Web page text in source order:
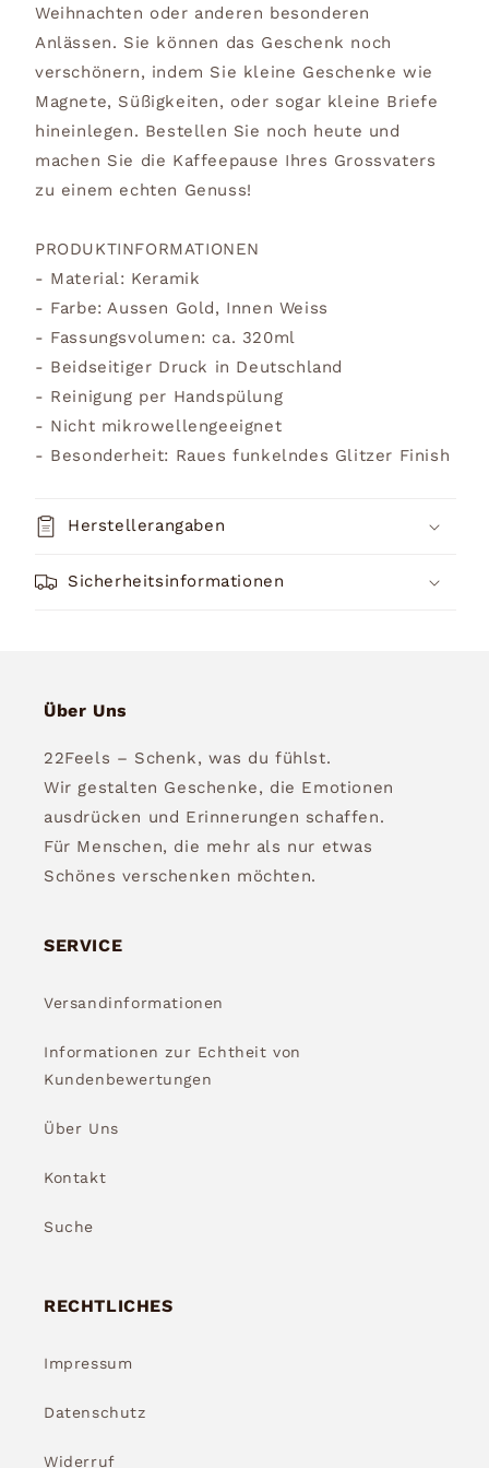
Weihnachten oder anderen besonderen
Anlässen. Sie können das Geschenk noch
verschönern, indem Sie kleine Geschenke wie
Magnete, Süßigkeiten, oder sogar kleine Briefe
hineinlegen. Bestellen Sie noch heute und
machen Sie die Kaffeepause Ihres Grossvaters
zu einem echten Genuss!
PRODUKTINFORMATIONEN
- Material: Keramik
- Farbe: Aussen Gold, Innen Weiss
- Fassungsvolumen: ca. 320ml
- Beidseitiger Druck in Deutschland
- Reinigung per Handspülung
- Nicht mikrowellengeeignet
- Besonderheit: Raues funkelndes Glitzer Finish
Herstellerangaben
Sicherheitsinformationen
Über Uns
22Feels – Schenk, was du fühlst.
Wir gestalten Geschenke, die Emotionen
ausdrücken und Erinnerungen schaffen.
Für Menschen, die mehr als nur etwas
Schönes verschenken möchten.
SERVICE
Versandinformationen
Informationen zur Echtheit von
Kundenbewertungen
Über Uns
Kontakt
Suche
RECHTLICHES
Impressum
Datenschutz
Widerruf